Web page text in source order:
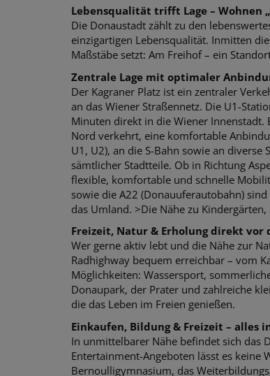
Lebensqualität trifft Lage – Wohnen
Die Donaustadt zählt zu den
einzigartigen Lebensqualität. Inmitten
Maßstäbe setzt: Am Freihof – ein
Zentrale Lage mit optimaler
Der Kagraner Platz ist ein zentraler
an das Wiener Straßennetz. Die U1-
Minuten direkt in die Wiener Innenstadt.
Nord verkehrt, eine komfortable
U1, U2), an die S-Bahn sowie an
sämtlicher Stadtteile. Ob in Richtung
flexible, komfortable und schnelle
sowie die A22 (Donauuferautobahn)
das Umland. >Die Nähe zu
Freizeit, Natur & Erholung direkt vor
Wer gerne aktiv lebt und die Nähe zur
Radhighway bequem erreichbar – vom
Möglichkeiten: Wassersport,
Donaupark, der Prater und zahlreiche
die das Leben im Freien genießen.
Einkaufen, Bildung & Freizeit – alles
In unmittelbarer Nähe befindet sich das
Entertainment-Angeboten lässt es keine
Bernoulligymnasium, das